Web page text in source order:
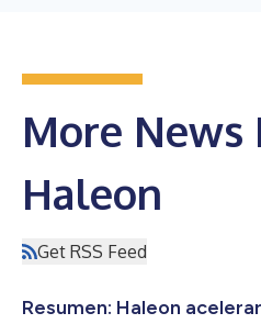
More News
Haleon
Get RSS Feed
Resumen: Haleon